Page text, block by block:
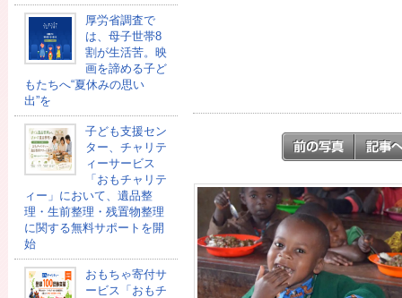
厚労省調査で
は、母子世帯8
割が生活苦。映
画を諦める子ど
もたちへ“夏休みの思い
出”を
子ども支援セン
ター、チャリテ
ィーサービス
「おもチャリテ
ィー」において、遺品整
理・生前整理・残置物整理
に関する無料サポートを開
始
おもちゃ寄付サ
ービス「おもチ